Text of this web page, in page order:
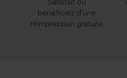
bénéficiez d'une
réimpression gratuite